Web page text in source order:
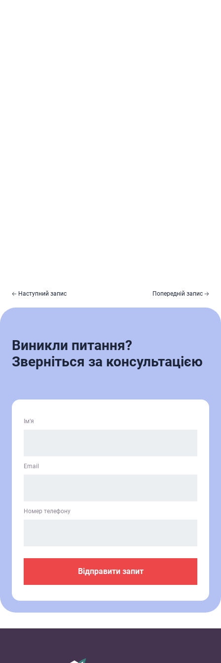
🡠 Наступний запис Попередній запис 🡢
Виникли питання?
Зверніться за консультацією
Ім’я
Email
Номер телефону